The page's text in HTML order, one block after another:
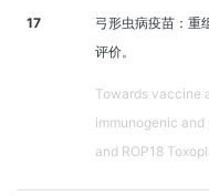
17
弓形虫病疫苗：重
评价。
Towards vaccine
immunogenic
and ROP18